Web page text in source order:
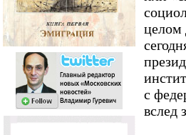
целом
с
вслед